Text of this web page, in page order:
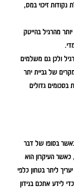
זיכוי במס,
מהרגיל בהייטק
ולכן גם משלמים
של גביית יתר
בסכומים גדולים
בסופו של דבר
העיקרון הוא
ליתר בטחון כלפי
לידע אתכם בנידון